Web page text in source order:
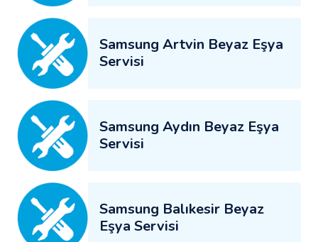
Samsung Artvin Beyaz Eşya
Servisi
Samsung Aydın Beyaz Eşya
Servisi
Samsung Balıkesir Beyaz
Eşya Servisi